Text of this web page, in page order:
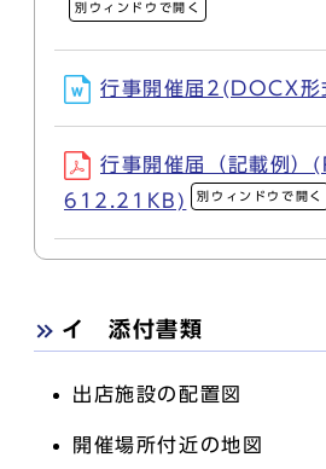
別ウィンドウで開く
行事開催届2(DOCX
行事開催届（記載例）
612.21KB)
別ウィンドウで開く
イ 添付書類
出店施設の配置図
開催場所付近の地図